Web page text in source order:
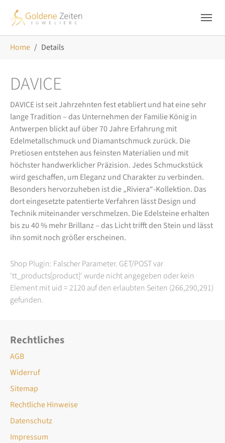
Home Details
DAVICE
DAVICE ist seit Jahrzehnten fest etabliert und hat eine sehr
lange Tradition – das Unternehmen der Familie König in
Antwerpen blickt auf über 70 Jahre Erfahrung mit
Edelmetallschmuck und Diamantschmuck zurück. Die
Pretiosen entstehen aus feinsten Materialien und mit
höchster handwerklicher Präzision. Jedes Schmuckstück
wird geschaffen, um Eleganz und Charakter zu verbinden.
Besonders hervorzuheben ist die „Riviera“-Kollektion. Das
dort eingesetzte patentierte Verfahren lässt Design und
Technik miteinander verschmelzen. Die Edelsteine erhalten
bis zu 40 % mehr Brillanz – das Licht trifft den Stein und lässt
ihn somit noch größer erscheinen.
Shop Plugin: Falscher Parameter. GET/POST var
'tt_products[product]' wurde nicht angegeben oder kein
Element mit uid = 2120 auf den erlaubten Seiten (266,290,291)
gefunden.
Rechtliches
AGB
Widerruf
Sitemap
Rechtliche Hinweise
Datenschutz
Impressum